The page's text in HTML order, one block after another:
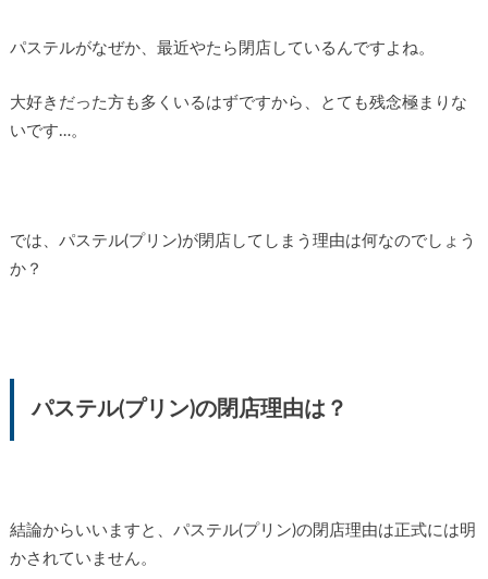
パステルがなぜか、最近やたら閉店しているんですよね。
大好きだった方も多くいるはずですから、とても残念極まりな
いです…。
では、パステル(プリン)が閉店してしまう理由は何なのでしょう
か？
パステル(プリン)の閉店理由は？
結論からいいますと、パステル(プリン)の閉店理由は正式には明
かされていません。